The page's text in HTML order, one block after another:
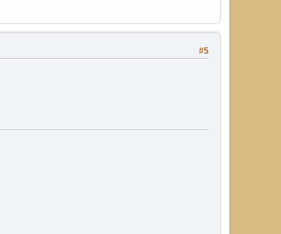
#5